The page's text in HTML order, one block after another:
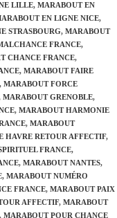
LILLE, MARABOUT EN
EN LIGNE NICE,
STRASBOURG, MARABOUT
FRANCE,
CHANCE FRANCE,
, MARABOUT FAIRE
, MARABOUT FORCE
MARABOUT GRENOBLE,
, MARABOUT HARMONIE
, MARABOUT
HAVRE RETOUR AFFECTIF,
FRANCE,
, MARABOUT NANTES,
, MARABOUT NUMÉRO
FRANCE, MARABOUT PAIX
AFFECTIF, MARABOUT
, MARABOUT POUR CHANCE